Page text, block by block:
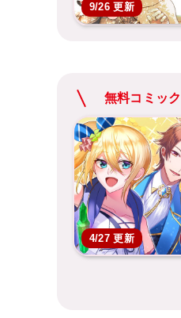
9/26 更新
無料コミック
4/27 更新